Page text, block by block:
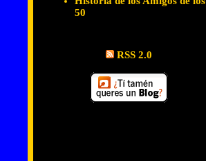
50
RSS 2.0